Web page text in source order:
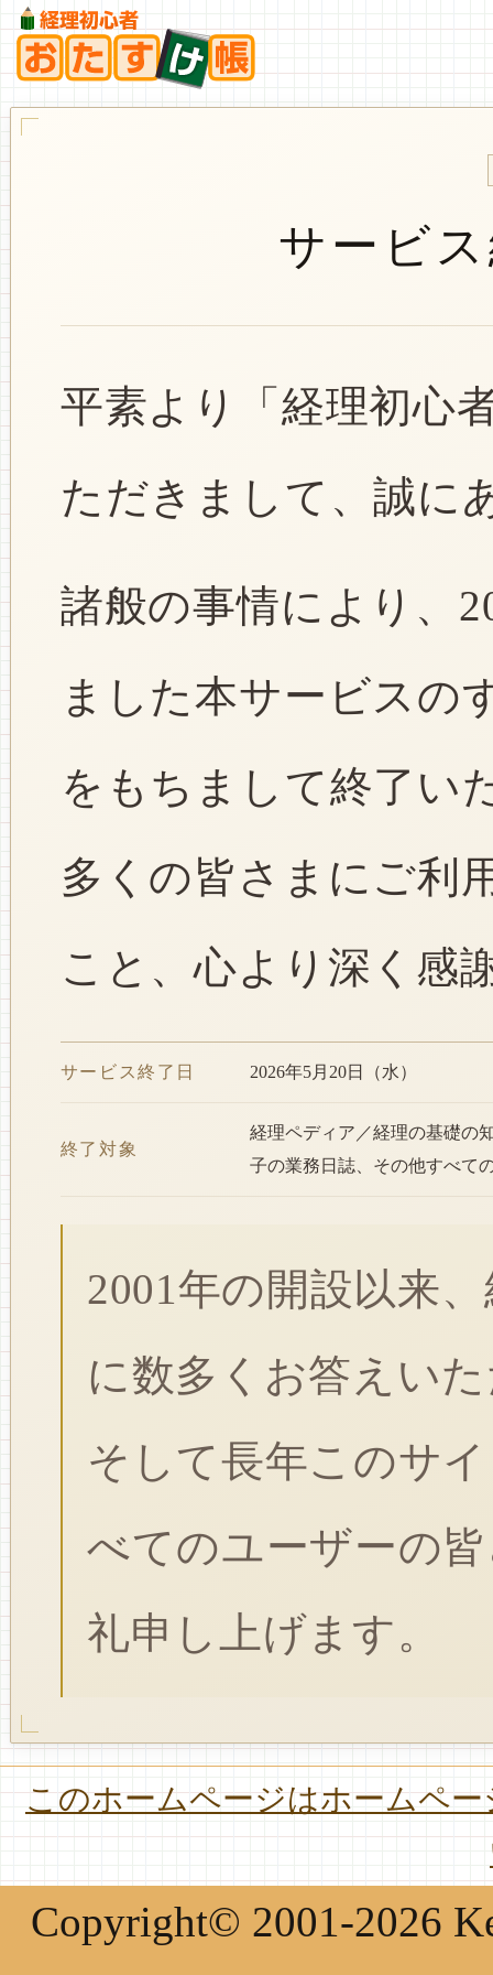
サービ
平素より「経理初心
ただきまして、誠に
諸般の事情により、
ました本サービスの
をもちまして終了い
多くの皆さまにご利
こと、心より深く感
サービス終了日 2026年5月20日（水）
終了対象
経理ペディア／経理の基礎の
子の業務日誌、その他すべて
2001年の開設以来
に数多くお答えい
そして長年このサ
べてのユーザーの
礼申し上げます。
このホームページはホームペ
Copyright© 2001-2026